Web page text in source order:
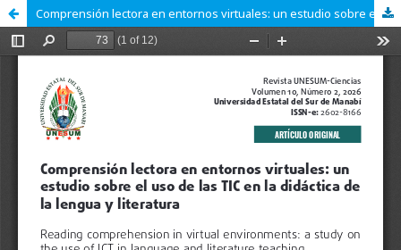
Comprensión lectora en entornos virtuales: un estudio sobre el uso de las TIC en la didáctica de la lengua y literatura